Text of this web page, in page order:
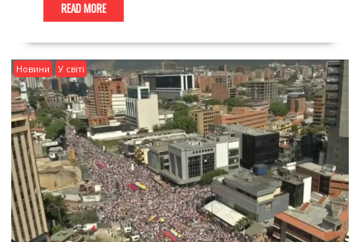
READ MORE
Новини У світі